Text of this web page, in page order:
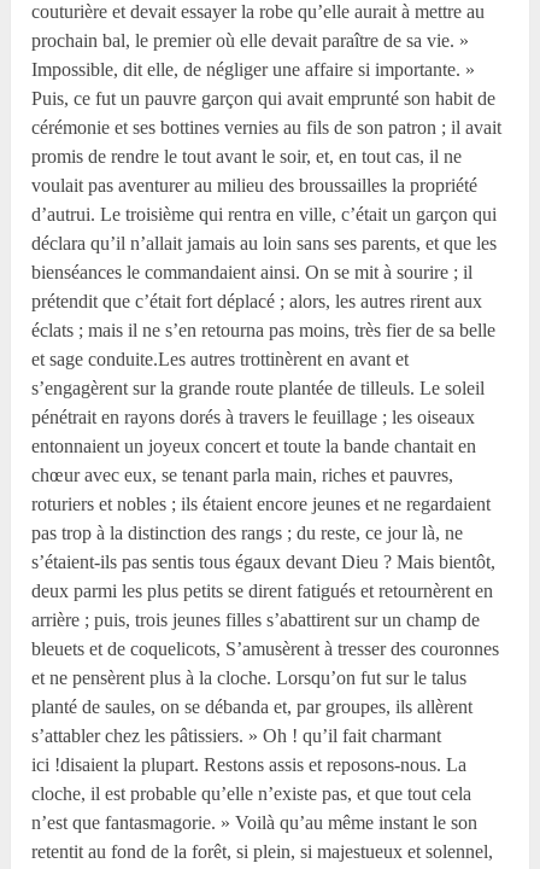
couturière et devait essayer la robe qu’elle aurait à mettre au
prochain bal, le premier où elle devait paraître de sa vie. »
Impossible, dit elle, de négliger une affaire si importante. »
Puis, ce fut un pauvre garçon qui avait emprunté son habit de
cérémonie et ses bottines vernies au fils de son patron ; il avait
promis de rendre le tout avant le soir, et, en tout cas, il ne
voulait pas aventurer au milieu des broussailles la propriété
d’autrui. Le troisième qui rentra en ville, c’était un garçon qui
déclara qu’il n’allait jamais au loin sans ses parents, et que les
bienséances le commandaient ainsi. On se mit à sourire ; il
prétendit que c’était fort déplacé ; alors, les autres rirent aux
éclats ; mais il ne s’en retourna pas moins, très fier de sa belle
et sage conduite.Les autres trottinèrent en avant et
s’engagèrent sur la grande route plantée de tilleuls. Le soleil
pénétrait en rayons dorés à travers le feuillage ; les oiseaux
entonnaient un joyeux concert et toute la bande chantait en
chœur avec eux, se tenant parla main, riches et pauvres,
roturiers et nobles ; ils étaient encore jeunes et ne regardaient
pas trop à la distinction des rangs ; du reste, ce jour là, ne
s’étaient-ils pas sentis tous égaux devant Dieu ? Mais bientôt,
deux parmi les plus petits se dirent fatigués et retournèrent en
arrière ; puis, trois jeunes filles s’abattirent sur un champ de
bleuets et de coquelicots, S’amusèrent à tresser des couronnes
et ne pensèrent plus à la cloche. Lorsqu’on fut sur le talus
planté de saules, on se débanda et, par groupes, ils allèrent
s’attabler chez les pâtissiers. » Oh ! qu’il fait charmant
ici !disaient la plupart. Restons assis et reposons-nous. La
cloche, il est probable qu’elle n’existe pas, et que tout cela
n’est que fantasmagorie. » Voilà qu’au même instant le son
retentit au fond de la forêt, si plein, si majestueux et solennel,